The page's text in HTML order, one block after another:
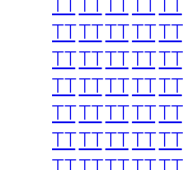
TTTTTTTTTT
TTTTTTTTTT
TTTTTTTTTT
TTTTTTTTTT
TTTTTTTTTT